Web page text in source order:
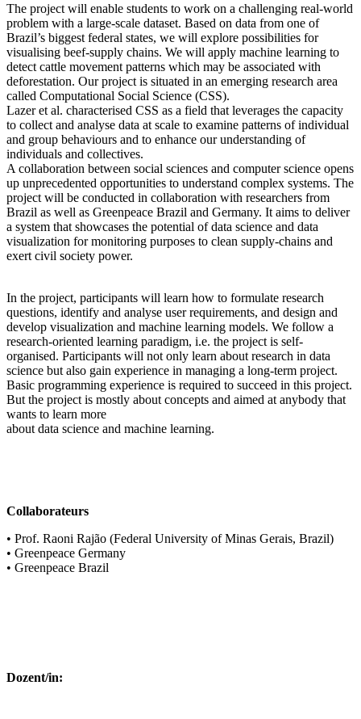
The project will enable students to work on a challenging real-world
problem with a large-scale dataset. Based on data from one of
Brazil’s biggest federal states, we will explore possibilities for
visualising beef-supply chains. We will apply machine learning to
detect cattle movement patterns which may be associated with
deforestation. Our project is situated in an emerging research area
called Computational Social Science (CSS).
Lazer et al. characterised CSS as a field that leverages the capacity
to collect and analyse data at scale to examine patterns of individual
and group behaviours and to enhance our understanding of
individuals and collectives.
A collaboration between social sciences and computer science opens
up unprecedented opportunities to understand complex systems. The
project will be conducted in collaboration with researchers from
Brazil as well as Greenpeace Brazil and Germany. It aims to deliver
a system that showcases the potential of data science and data
visualization for monitoring purposes to clean supply-chains and
exert civil society power.
In the project, participants will learn how to formulate research
questions, identify and analyse user requirements, and design and
develop visualization and machine learning models. We follow a
research-oriented learning paradigm, i.e. the project is self-
organised. Participants will not only learn about research in data
science but also gain experience in managing a long-term project.
Basic programming experience is required to succeed in this project.
But the project is mostly about concepts and aimed at anybody that
wants to learn more
about data science and machine learning.
Collaborateurs
• Prof. Raoni Rajão (Federal University of Minas Gerais, Brazil)
• Greenpeace Germany
• Greenpeace Brazil
Dozent/in: